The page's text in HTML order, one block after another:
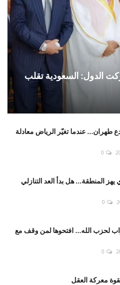
الدول: السعودية تقلب
طهران... عندما تغيّر الرياض معادلة
0
المنطقة... هل بدأ العد التنازلي
0
لحزب الله... افتحوها لمن وقف مع
0
معركة العقل